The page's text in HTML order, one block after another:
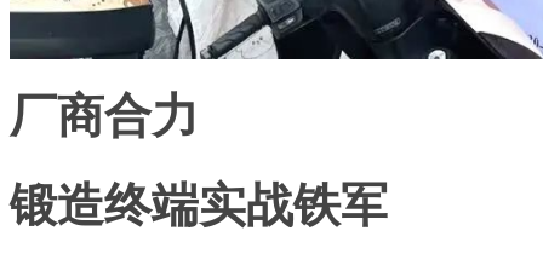
厂商合力
锻造终端实战铁军